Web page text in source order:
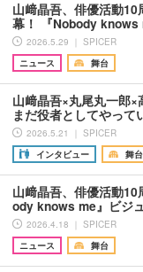
山﨑晶吾、俳優活動
幕！ 『Nobody knows
2026.5.29 ｜ SPICER
ニュース
舞台
山﨑晶吾×丸尾丸一郎
まだ役者としてやっ
2026.5.21 ｜ SPICER
インタビュー
舞台
山﨑晶吾、俳優活動
ody knows me』ビジ
2026.4.18 ｜ SPICER
ニュース
舞台